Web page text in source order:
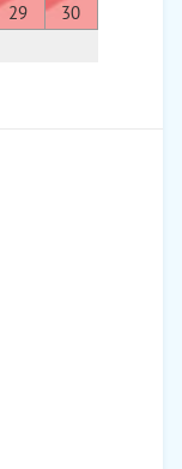
29
30